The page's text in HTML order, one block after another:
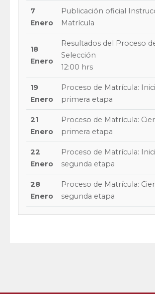
7
Enero
Publicación oficial
Matrícula
18
Enero
Resultados del Proceso
Selección
12:00 hrs
19
Enero
Proceso de Matrícula:
primera etapa
21
Enero
Proceso de Matrícula:
primera etapa
22
Enero
Proceso de Matrícula:
segunda etapa
28
Enero
Proceso de Matrícula:
segunda etapa